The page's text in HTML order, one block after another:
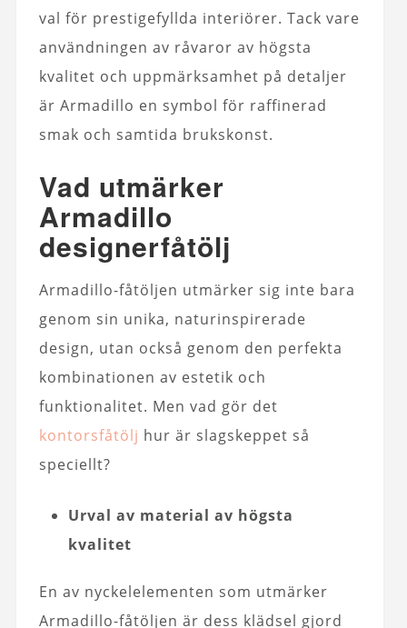
val för prestigefyllda interiörer. Tack vare
användningen av råvaror av högsta
kvalitet och uppmärksamhet på detaljer
är Armadillo en symbol för raffinerad
smak och samtida brukskonst.
Vad utmärker
Armadillo
designerfåtölj
Armadillo-fåtöljen utmärker sig inte bara
genom sin unika, naturinspirerade
design, utan också genom den perfekta
kombinationen av estetik och
funktionalitet. Men vad gör det
kontorsfåtölj hur är slagskeppet så
speciellt?
Urval av material av högsta
kvalitet
En av nyckelelementen som utmärker
Armadillo-fåtöljen är dess klädsel gjord